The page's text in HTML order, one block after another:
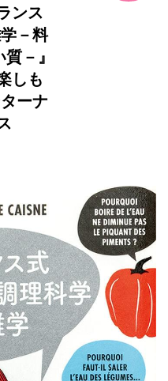
ンス
－料
－』
しも
ーナ